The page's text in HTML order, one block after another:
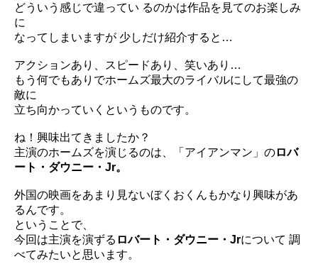
どういう感じで違ってい るのかは作品を見てのお楽しみ
に
なってしまいますが 少しだけ紹介すると…
アクションあり、スピードあり、笑いあり…
もう何でもありでホームズ最大のライバルにして最強の
敵に
立ち向かっていくというものです。
ね！興味出てきましたか？
主演のホームズを演じるのは、「アイアンマン」のロバ
ート・ ダウニー・Jr。
外国の映画をあまり見ないぼくおくんもかなり興味があ
るんです。
ということで、
今回は主演を演ずる ロバート・ダウニー・Jrについて 調
べてみたいと思います。